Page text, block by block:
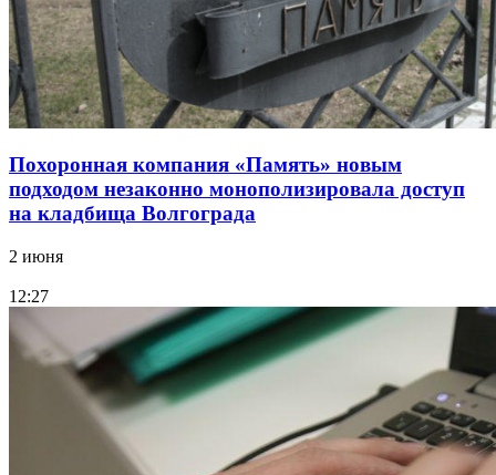
Похоронная компания «Память» новым
подходом незаконно монополизировала доступ
на кладбища Волгограда
2 июня
12:27